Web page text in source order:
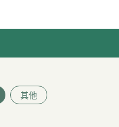
其他